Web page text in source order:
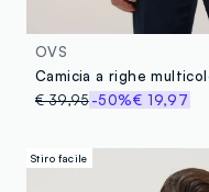
OVS
€ 39,95-50%€ 19,97
Stiro facile